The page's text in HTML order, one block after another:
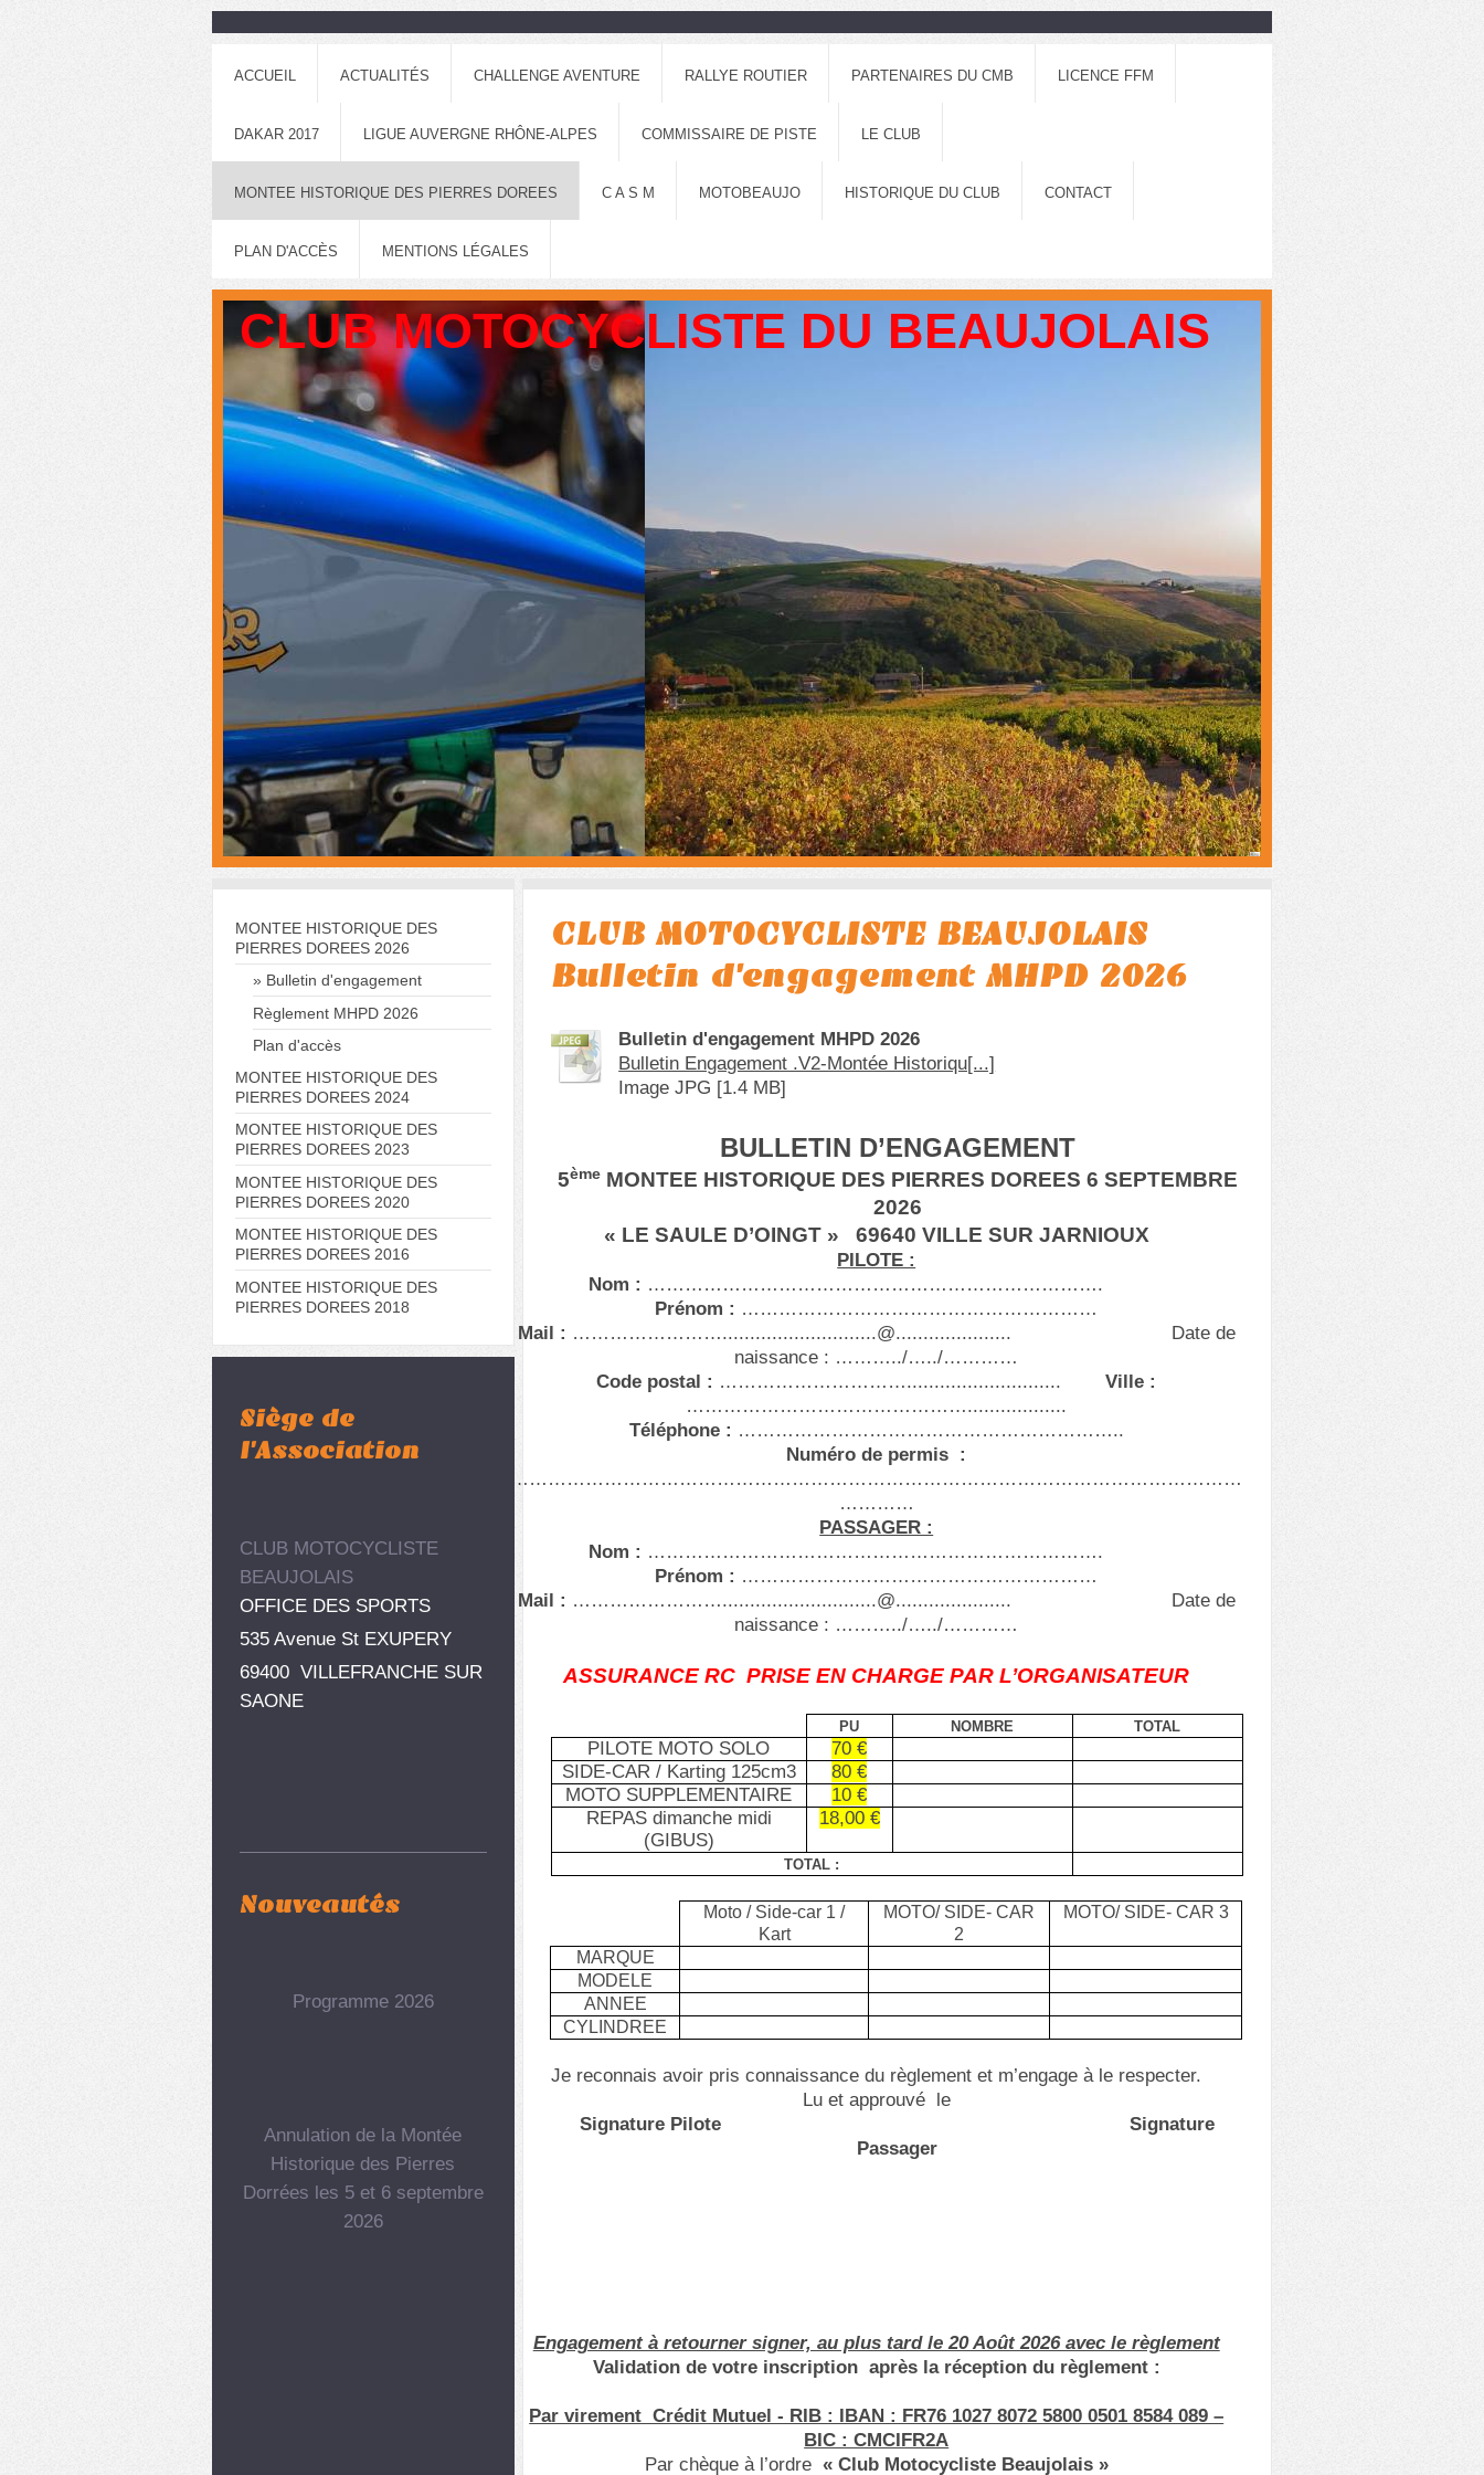
ACCUEIL ACTUALITÉS CHALLENGE AVENTURE RALLYE ROUTIER PARTENAIRES DU CMB LICENCE FFM
DAKAR 2017 LIGUE AUVERGNE RHÔNE-ALPES COMMISSAIRE DE PISTE LE CLUB
MONTEE HISTORIQUE DES PIERRES DOREES C A S M MOTOBEAUJO HISTORIQUE DU CLUB CONTACT
PLAN D'ACCÈS MENTIONS LÉGALES
CLUB MOTOCYCLISTE DU BEAUJOLAIS
CLUB MOTOCYCLISTE BEAUJOLAIS
Bulletin d'engagement MHPD 2026
Bulletin d'engagement MHPD 2026
Bulletin Engagement .V2-Montée Historiqu[...]
Image JPG [1.4 MB]
BULLETIN D’ENGAGEMENT
5èmeMONTEE HISTORIQUE DES PIERRES DOREES 6 SEPTEMBRE
2026
« LE SAULE D’OINGT » 69640 VILLE SUR JARNIOUX
PILOTE :
Nom : ……………………………………………………………….
Prénom : …………………………………………………
Mail : ……………………............................@..................... Date de
naissance : ………../…../…………
Code postal : …………………………............................Ville :
………………………………………..................
Téléphone : ……………………………………………………..
Numéro de permis :
………………………………………………………………………………………………………
…………
PASSAGER :
Nom : ……………………………………………………………….
Prénom : …………………………………………………
Mail : ……………………............................@..................... Date de
naissance : ………../…../…………
ASSURANCE RC PRISE EN CHARGE PAR L’ORGANISATEUR
PU NOMBRE TOTAL
PILOTE MOTO SOLO
70 €
SIDE-CAR / Karting 125cm3
80 €
MOTO SUPPLEMENTAIRE
10 €
REPAS dimanche midi
(GIBUS)
18,00 €
TOTAL :
Moto / Side-car 1 /
Kart
MOTO/ SIDE- CAR
2
MOTO/ SIDE- CAR 3
MARQUE
MODELE
ANNEE
CYLINDREE
Je reconnais avoir pris connaissance du règlement et m’engage à le respecter.
Lu et approuvé le
Signature Pilote
Signature
Passager
Engagement à retourner signer, au plus tard le 20 Août 2026 avec le règlement
Validation de votre inscription après la réception du règlement :
Par virement Crédit Mutuel - RIB : IBAN : FR76 1027 8072 5800 0501 8584 089 –
BIC : CMCIFR2A
Par chèque à l’ordre « Club Motocycliste Beaujolais »
MONTEE HISTORIQUE DES
PIERRES DOREES 2026
Bulletin d'engagement
Règlement MHPD 2026
Plan d'accès
MONTEE HISTORIQUE DES
PIERRES DOREES 2024
MONTEE HISTORIQUE DES
PIERRES DOREES 2023
MONTEE HISTORIQUE DES
PIERRES DOREES 2020
MONTEE HISTORIQUE DES
PIERRES DOREES 2016
MONTEE HISTORIQUE DES
PIERRES DOREES 2018
Siège de
l'Association
CLUB MOTOCYCLISTE
BEAUJOLAIS
OFFICE DES SPORTS
535 Avenue St EXUPERY
69400 VILLEFRANCHE SUR
SAONE
Nouveautés
Programme 2026
Annulation de la Montée
Historique des Pierres
Dorrées les 5 et 6 septembre
2026